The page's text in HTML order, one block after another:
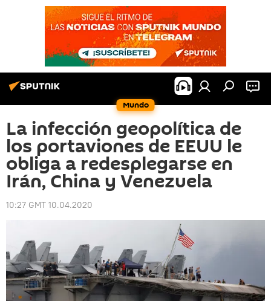
Mundo
La infección geopolítica de
los portaviones de EEUU le
obliga a redesplegarse en
Irán, China y Venezuela
10:27 GMT 10.04.2020